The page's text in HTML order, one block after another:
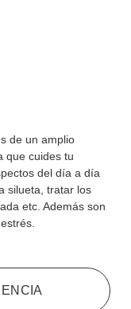
de un amplio
que cuides tu
del día a día
silueta, tratar los
etc. Además son